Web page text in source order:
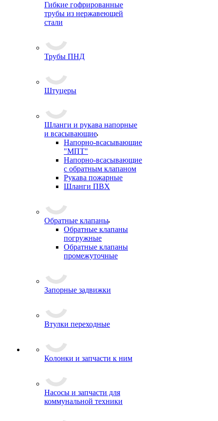
Гибкие гофрированные
трубы из нержавеющей
стали
Трубы ПНД
Штуцеры
Шланги и рукава напорные
и всасывающие
Напорно-всасывающие
"МПТ"
Напорно-всасывающие
с обратным клапаном
Рукава пожарные
Шланги ПВХ
Обратные клапаны
Обратные клапаны
погружные
Обратные клапаны
промежуточные
Запорные задвижки
Втулки переходные
Колонки и запчасти к ним
Насосы и запчасти для
коммунальной техники